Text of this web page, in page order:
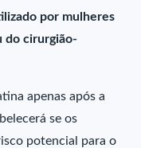
por mulheres
do cirurgião-
apenas após a
se os
potencial para o